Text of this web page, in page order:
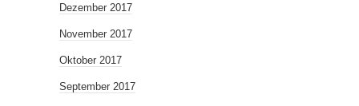
Dezember 2017
November 2017
Oktober 2017
September 2017